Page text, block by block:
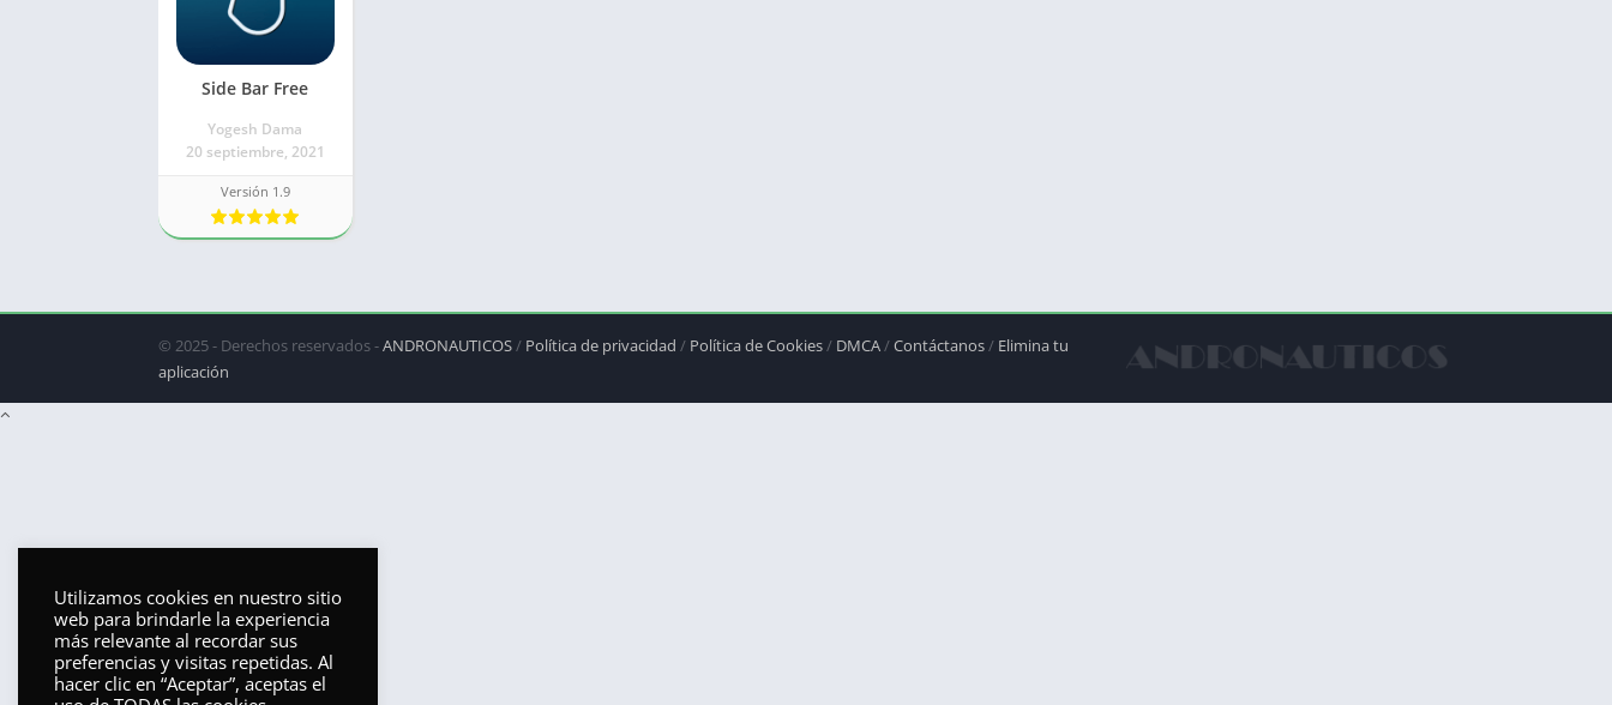
Side Bar Free
Yogesh Dama
20 septiembre, 2021
Versión 1.9
© 2025 - Derechos reservados -ANDRONAUTICOS / Política de privacidad / Política de Cookies / DMCA /Contáctanos / Elimina tu
aplicación
Utilizamos cookies en nuestro sitio
web para brindarle la experiencia
más relevante al recordar sus
preferencias y visitas repetidas. Al
hacer clic en “Aceptar”, aceptas el